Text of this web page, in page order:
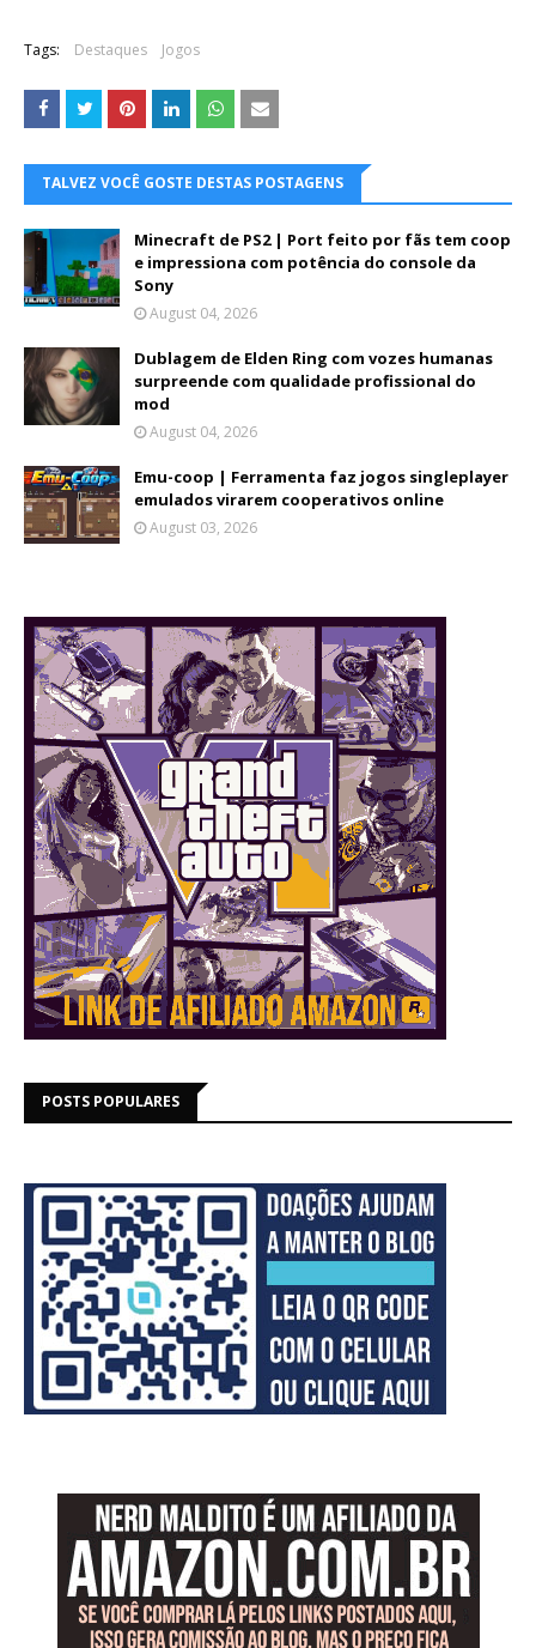
Tags: Destaques Jogos
TALVEZ VOCÊ GOSTE DESTAS POSTAGENS
Minecraft de PS2 | Port feito por fãs tem coop
e impressiona com potência do console da
Sony
August 04, 2026
Dublagem de Elden Ring com vozes humanas
surpreende com qualidade profissional do
mod
August 04, 2026
Emu-coop | Ferramenta faz jogos singleplayer
emulados virarem cooperativos online
August 03, 2026
POSTS POPULARES